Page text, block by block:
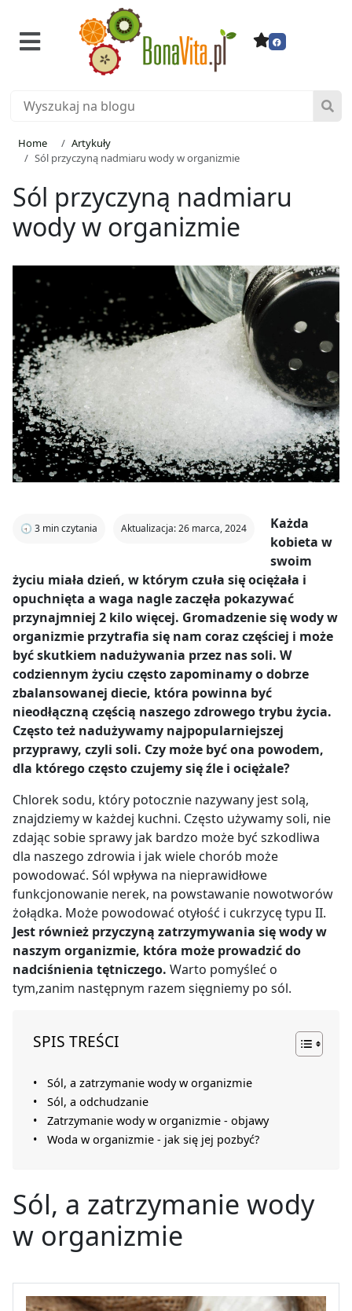
Home
Artykuły
Sól przyczyną nadmiaru wody w organizmie
Sól przyczyną nadmiaru
wody w organizmie
🕣 3 min czytania Aktualizacja: 26 marca, 2024
Każda
kobieta w
swoim
życiu miała dzień, w którym czuła się ociężała i
opuchnięta a waga nagle zaczęła pokazywać
przynajmniej 2 kilo więcej. Gromadzenie się wody w
organizmie przytrafia się nam coraz częściej i może
być skutkiem nadużywania przez nas soli. W
codziennym życiu często zapominamy o dobrze
zbalansowanej diecie, która powinna być
nieodłączną częścią naszego zdrowego trybu życia.
Często też nadużywamy najpopularniejszej
przyprawy, czyli soli. Czy może być ona powodem,
dla którego często czujemy się źle i ociężale?
Chlorek sodu, który potocznie nazywany jest solą,
znajdziemy w każdej kuchni. Często używamy soli, nie
zdając sobie sprawy jak bardzo może być szkodliwa
dla naszego zdrowia i jak wiele chorób może
powodować. Sól wpływa na nieprawidłowe
funkcjonowanie nerek, na powstawanie nowotworów
żołądka. Może powodować otyłość i cukrzycę typu II.
Jest również przyczyną zatrzymywania się wody w
naszym organizmie, która może prowadzić do
nadciśnienia tętniczego. Warto pomyśleć o
tym,zanim następnym razem sięgniemy po sól.
SPIS TREŚCI
Sól, a zatrzymanie wody w organizmie
Sól, a odchudzanie
Zatrzymanie wody w organizmie - objawy
Woda w organizmie - jak się jej pozbyć?
Sól, a zatrzymanie wody
w organizmie